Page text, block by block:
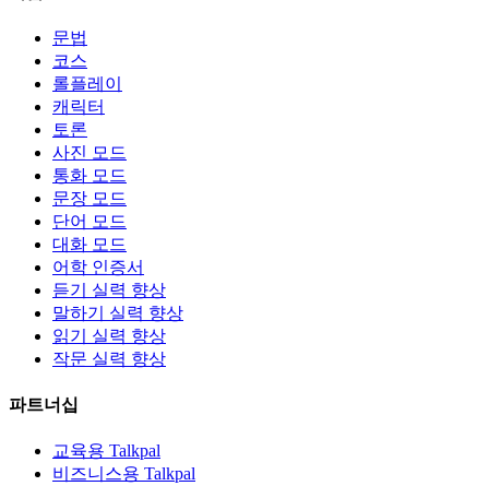
문법
코스
롤플레이
캐릭터
토론
사진 모드
통화 모드
문장 모드
단어 모드
대화 모드
어학 인증서
듣기 실력 향상
말하기 실력 향상
읽기 실력 향상
작문 실력 향상
파트너십
교육용 Talkpal
비즈니스용 Talkpal